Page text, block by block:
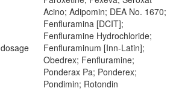
dosage
Acino; Adipomin; DEA No. 1670;
Fenfluramina [DCIT];
Fenfluramine Hydrochloride;
Fenfluraminum [Inn-Latin];
Obedrex; Fenfluramine;
Ponderax Pa; Ponderex;
Pondimin; Rotondin